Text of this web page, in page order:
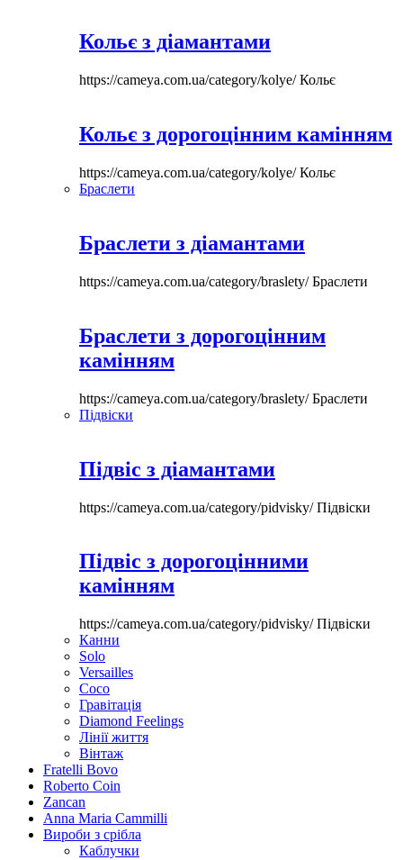
Кольє з діамантами
https://cameya.com.ua/category/kolye/Кольє
Кольє з дорогоцінним камінням
https://cameya.com.ua/category/kolye/Кольє
Браслети
Браслети з діамантами
https://cameya.com.ua/category/braslety/Браслети
Браслети з дорогоцінним
камінням
https://cameya.com.ua/category/braslety/Браслети
Підвіски
Підвіс з діамантами
https://cameya.com.ua/category/pidvisky/Підвіски
Підвіс з дорогоцінними
камінням
https://cameya.com.ua/category/pidvisky/Підвіски
Канни
Solo
Versailles
Coco
Гравітація
Diamond Feelings
Лінії життя
Вінтаж
Fratelli Bovo
Roberto Coin
Zancan
Anna Maria Cammilli
Вироби з срібла
Каблучки